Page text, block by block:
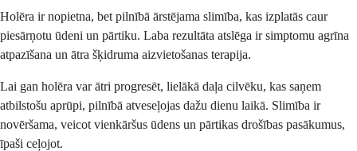
Holēra ir nopietna, bet pilnībā ārstējama slimība, kas izplatās caur
piesārņotu ūdeni un pārtiku. Laba rezultāta atslēga ir simptomu agrīna
atpazīšana un ātra šķidruma aizvietošanas terapija.
Lai gan holēra var ātri progresēt, lielākā daļa cilvēku, kas saņem
atbilstošu aprūpi, pilnībā atveseļojas dažu dienu laikā. Slimība ir
novēršama, veicot vienkāršus ūdens un pārtikas drošības pasākumus,
īpaši ceļojot.